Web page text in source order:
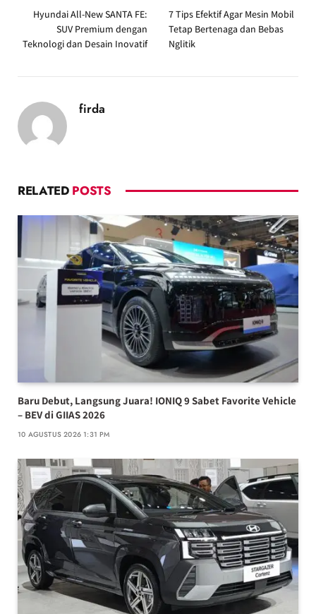
Hyundai All-New SANTA FE:
SUV Premium dengan
Teknologi dan Desain Inovatif
7 Tips Efektif Agar Mesin Mobil
Tetap Bertenaga dan Bebas
Nglitik
firda
RELATED POSTS
Baru Debut, Langsung Juara! IONIQ 9 Sabet Favorite Vehicle
– BEV di GIIAS 2026
10 AGUSTUS 2026 1:31 PM